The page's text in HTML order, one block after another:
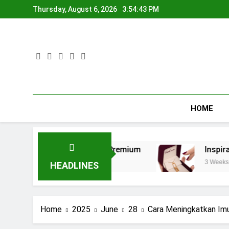
to
Thursday, August 6, 2026 3:54:43 PM
HOME
HEADLINES
Tunangan Premium Inspirasi Hadiah
3 Weeks Ago
Home 2025 June 28 Cara Meningkatkan